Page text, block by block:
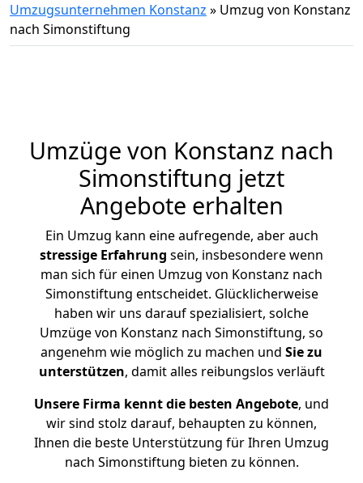
Umzugsunternehmen Konstanz » Umzug von Konstanz
nach Simonstiftung
Umzüge von Konstanz nach
Simonstiftung jetzt
Angebote erhalten
Ein Umzug kann eine aufregende, aber auch
stressige Erfahrung sein, insbesondere wenn
man sich für einen Umzug von Konstanz nach
Simonstiftung entscheidet. Glücklicherweise
haben wir uns darauf spezialisiert, solche
Umzüge von Konstanz nach Simonstiftung, so
angenehm wie möglich zu machen und Sie zu
unterstützen, damit alles reibungslos verläuft
Unsere Firma kennt die besten Angebote, und
wir sind stolz darauf, behaupten zu können,
Ihnen die beste Unterstützung für Ihren Umzug
nach Simonstiftung bieten zu können.